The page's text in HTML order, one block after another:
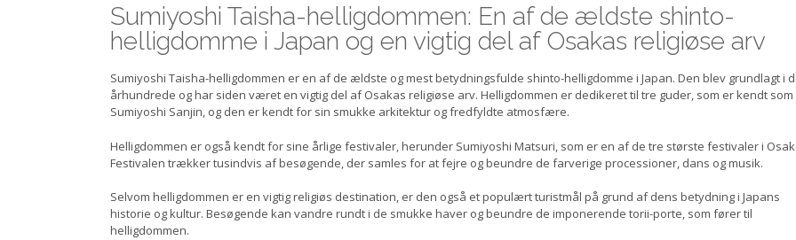
Sumiyoshi Taisha-helligdommen: En af de ældste shinto-
helligdomme i Japan og en vigtig del af Osakas religiøse arv
Sumiyoshi Taisha-helligdommen er en af de ældste og mest betydningsfulde shinto-helligdomme i Japan. Den blev grundlagt i
århundrede og har siden været en vigtig del af Osakas religiøse arv. Helligdommen er dedikeret til tre guder, som er kendt som
Sumiyoshi Sanjin, og den er kendt for sin smukke arkitektur og fredfyldte atmosfære.
Helligdommen er også kendt for sine årlige festivaler, herunder Sumiyoshi Matsuri, som er en af de tre største festivaler i
Festivalen trækker tusindvis af besøgende, der samles for at fejre og beundre de farverige processioner, dans og musik.
Selvom helligdommen er en vigtig religiøs destination, er den også et populært turistmål på grund af dens betydning i Japans
historie og kultur. Besøgende kan vandre rundt i de smukke haver og beundre de imponerende torii-porte, som fører til
helligdommen.